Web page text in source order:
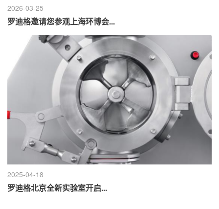
2026-03-25
罗迪格邀请您参观上海环博会...
2025-04-18
罗迪格北京全新实验室开启...